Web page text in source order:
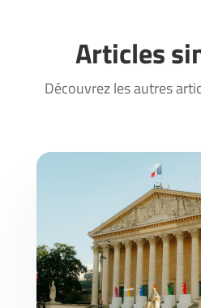
Articles
Découvrez les autres